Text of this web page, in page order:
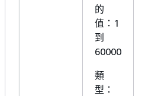
的
值：1
到
60000
類
型：